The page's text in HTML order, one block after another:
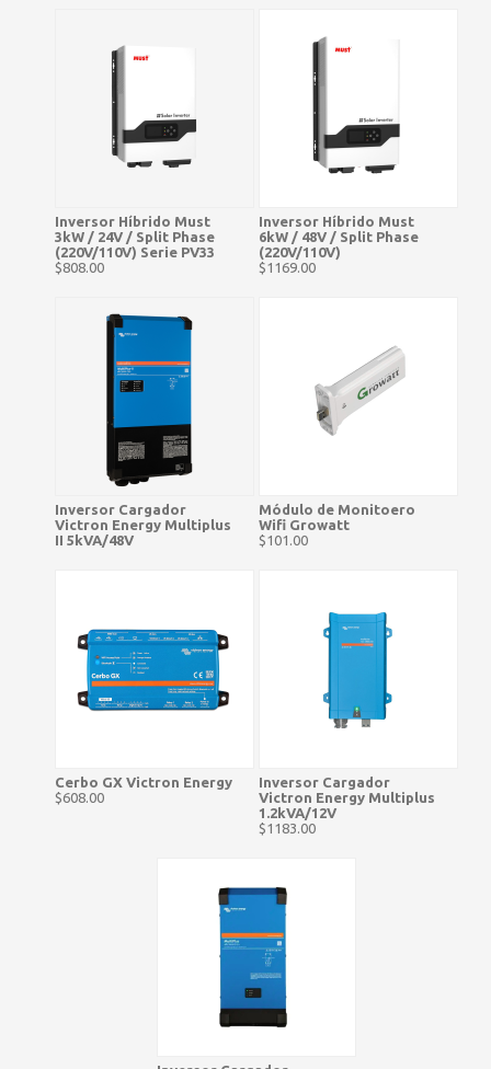
Inversor Híbrido Must
3kW / 24V / Split Phase
(220V/110V) Serie PV33
$808.00
Inversor Híbrido Must
6kW / 48V / Split Phase
(220V/110V)
$1169.00
Inversor Cargador
Victron Energy Multiplus
II 5kVA/48V
Módulo de Monitoero
Wifi Growatt
$101.00
Cerbo GX Victron Energy
$608.00
Inversor Cargador
Victron Energy Multiplus
1.2kVA/12V
$1183.00